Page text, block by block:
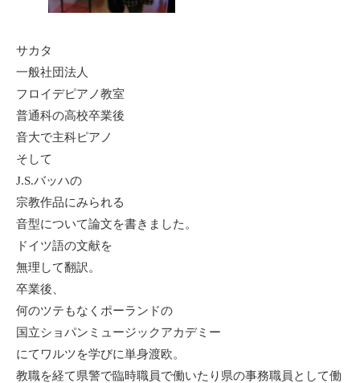
サカタ
一般社団法人
フロイデピアノ教室
普通科の高校卒業後
音大で主科ピアノ
そして
J.S.バッハの
宗教作品にみられる
音型について論文を書きました。
ドイツ語の文献を
無理して翻訳。
卒業後、
何のツテもなくポーランドの
国立ショパンミュージックアカデミー
にてワルツを学びに単身渡欧。
教職を経て県警で臨時職員で働いたり県の事務職員として働